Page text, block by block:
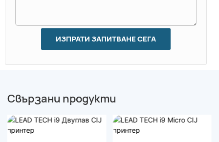
ИЗПРАТИ ЗАПИТВАНЕ СЕГА
Свързани продукти